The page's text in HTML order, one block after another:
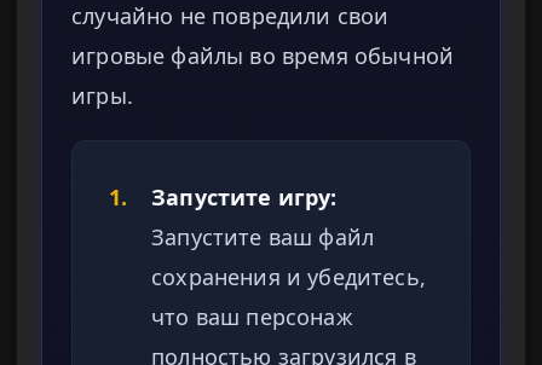
случайно не повредили свои
игровые файлы во время обычной
игры.
1.
Запустите игру:
Запустите ваш файл
сохранения и убедитесь,
что ваш персонаж
полностью загрузился в